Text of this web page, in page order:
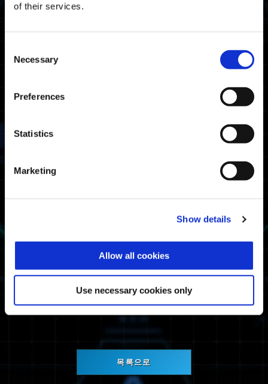
of their services.
Selection
Necessary
Preferences
Statistics
Marketing
Show details
Allow all cookies
Use necessary cookies only
스티커 'Street Fighter 6 Decal'
※특전을 수령하기 위해서는 "Street Fighter
"EXOPRIMAL"를 플레이하셔야 합니다.
"EXOPRIMAL" 개발팀
목록으로